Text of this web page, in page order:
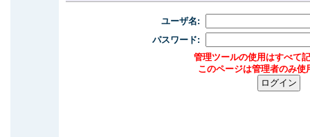
ユーザ名:
パスワード:
管理ツールの使用はすべて
このページは管理者のみ使